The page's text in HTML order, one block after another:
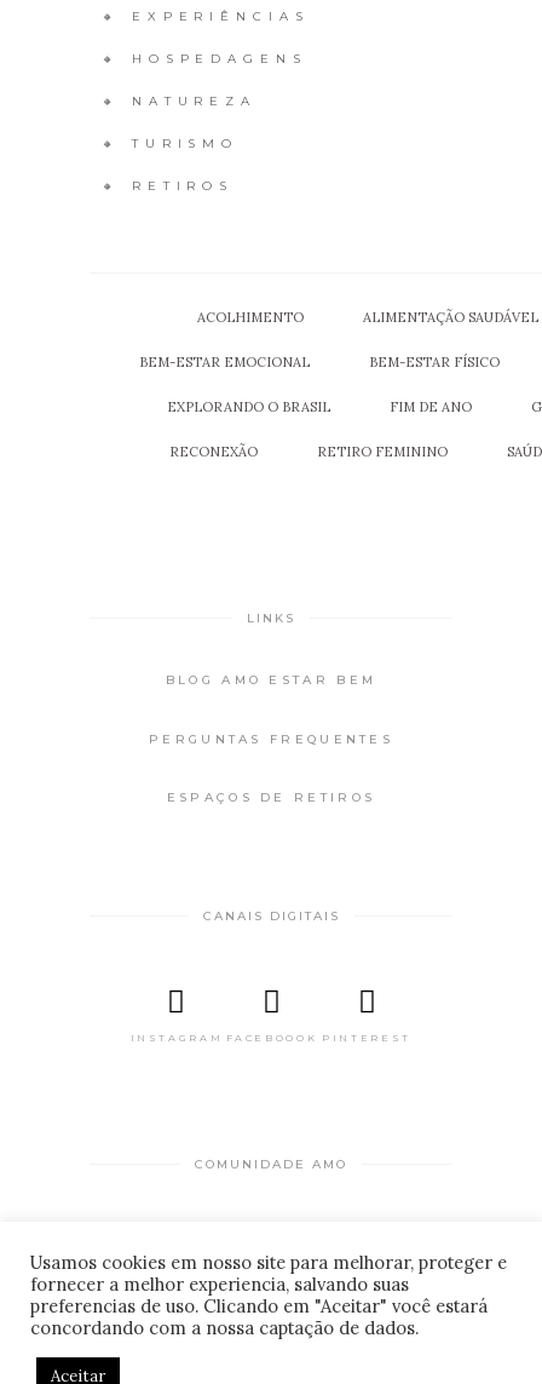
🔸 EXPERIÊNCIAS
🔸 HOSPEDAGENS
🔸 NATUREZA
🔸 TURISMO
🔸 RETIROS
ACOLHIMENTO ALIMENTAÇÃO SAUDÁVEL
BEM-ESTAR EMOCIONAL BEM-ESTAR FÍSICO
EXPLORANDO O BRASIL FIM DE ANO
RECONEXÃO RETIRO FEMININO
LINKS
BLOG AMO ESTAR BEM
PERGUNTAS FREQUENTES
ESPAÇOS DE RETIROS
CANAIS DIGITAIS
INSTAGRAM FACEBOOOK PINTEREST
COMUNIDADE AMO
CADASTRO DE LOCAIS
© 2026 Amo estar bem . Desenvolvido por
informaTI.
Usamos cookies em nosso site para melhorar, proteger e
fornecer a melhor experiencia, salvando suas
preferencias de uso. Clicando em "Aceitar" você estará
concordando com a nossa captação de dados.
Aceitar